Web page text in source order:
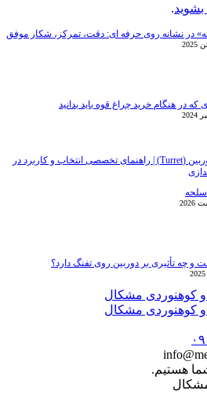
بشوید.
در نشانه روی حرفه ای: دقت، تمرکز، شکار موفق
انواع تبلک دوربین (Turret) | راهنمای تخصصی انتخاب و کاربرد در
و چه تأثیری بر دوربین روی تفنگ دارد؟
هستیم.